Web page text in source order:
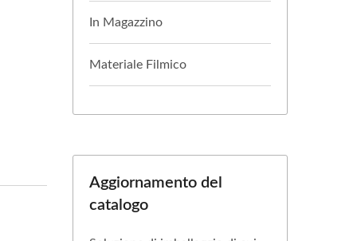
In Magazzino
Materiale Filmico
Aggiornamento del
catalogo